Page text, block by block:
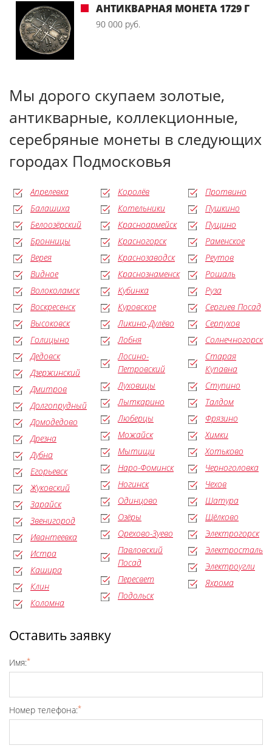
АНТИКВАРНАЯ МОНЕТА 1729 Г
90 000 руб.
Мы дорого скупаем золотые,
антикварные, коллекционные,
серебряные монеты в следующих
городах Подмосковья
Апрелевка
Балашиха
Белоозёрский
Бронницы
Верея
Видное
Волоколамск
Воскресенск
Высоковск
Голицыно
Дедовск
Дзержинский
Дмитров
Долгопрудный
Домодедово
Дрезна
Дубна
Егорьевск
Жуковский
Зарайск
Звенигород
Ивантеевка
Истра
Кашира
Клин
Коломна
Королёв
Котельники
Красноармейск
Красногорск
Краснозаводск
Краснознаменск
Кубинка
Куровское
Ликино-Дулёво
Лобня
Лосино-
Петровский
Луховицы
Лыткарино
Люберцы
Можайск
Мытищи
Наро-Фоминск
Ногинск
Одинцово
Озёры
Орехово-Зуево
Павловский
Посад
Пересвет
Подольск
Протвино
Пушкино
Пущино
Раменское
Реутов
Рошаль
Руза
Сергиев Посад
Серпухов
Солнечногорск
Старая
Купавна
Ступино
Талдом
Фрязино
Химки
Хотьково
Черноголовка
Чехов
Шатура
Щёлково
Электрогорск
Электросталь
Электроугли
Яхрома
Оставить заявку
Имя:*
Номер телефона:*